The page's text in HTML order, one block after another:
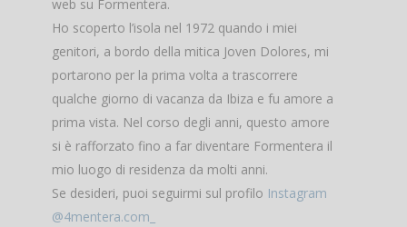
web su Formentera.
Ho scoperto l’isola nel 1972 quando i miei
genitori, a bordo della mitica Joven Dolores, mi
portarono per la prima volta a trascorrere
qualche giorno di vacanza da Ibiza e fu amore a
prima vista. Nel corso degli anni, questo amore
si è rafforzato fino a far diventare Formentera il
mio luogo di residenza da molti anni.
Se desideri, puoi seguirmi sul profilo Instagram
@4mentera.com_